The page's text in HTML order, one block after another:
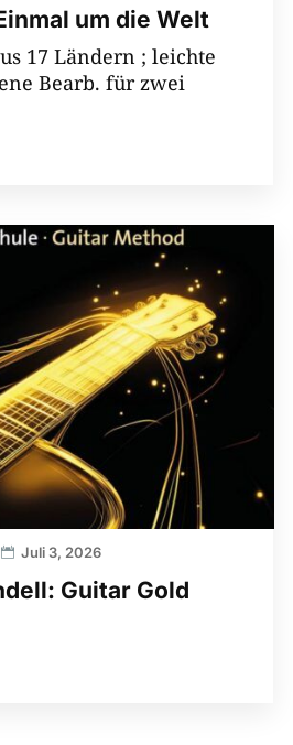
um die Welt
17 Ländern ; leichte
Bearb. für zwei
Guitar Gold
Juli 3, 2026